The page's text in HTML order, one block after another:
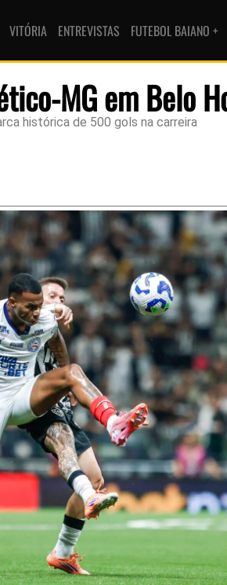
VITÓRIA ENTREVISTAS FUTEBOL BAIANO +
MG em Belo
histórica de 500 gols na carreira